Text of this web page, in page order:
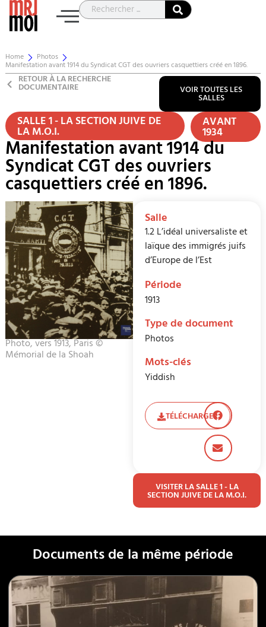
Home Photos
Manifestation avant 1914 du Syndicat CGT des ouvriers casquettiers créé en 1896.
RETOUR À LA RECHERCHE
DOCUMENTAIRE VOIR TOUTES LES
SALLES
SALLE 1 - LA SECTION JUIVE DE
LA M.O.I. AVANT
1934
Manifestation avant 1914 du
Syndicat CGT des ouvriers
casquettiers créé en 1896.
Photo, vers 1913, Paris ©
Mémorial de la Shoah
Salle
1.2 L’idéal universaliste et
laïque des immigrés juifs
d’Europe de l’Est
Période
1913
Type de document
Photos
Mots-clés
Yiddish
TÉLÉCHARGER
VISITER LA SALLE 1 - LA
SECTION JUIVE DE LA M.O.I.
Documents de la même période